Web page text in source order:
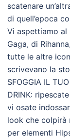
scatenare
di quell’epoca
Vi aspettiamo al
Gaga, di
tutte le altre
scrivevano la
SFOGGIA IL
DRINK:
vi osate
look che colpirà
per elementi